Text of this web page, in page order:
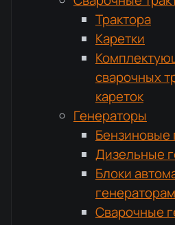
Трактора
Каретки
сварочных
кареток
Генераторы
Бензиновые
Дизельные
Блоки
генераторам
Сварочные